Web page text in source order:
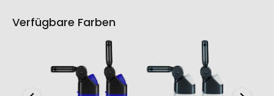
Verfügbare Farben